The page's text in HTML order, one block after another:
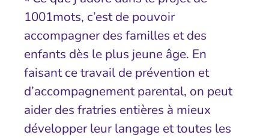
1001mots, c’est de pouvoir
accompagner des familles et des
enfants dès le plus jeune âge. En
faisant ce travail de prévention et
d’accompagnement parental, on peut
aider des fratries entières à mieux
développer leur langage et toutes les